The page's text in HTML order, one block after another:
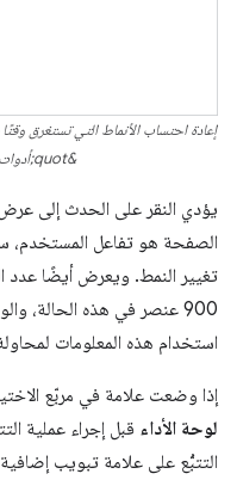
&quot;أدوات مطوّري البرامج&quot;
يؤدي النقر على الحدث إلى
تغيير النمط. ويعرض أيضًا عدد
900 عنصر في هذه الحالة،
استخدام هذه المعلومات
إذا وضعت علامة في مربّع
لوحة الأداء قبل إجراء عملية
التتبُّع على علامة تبويب